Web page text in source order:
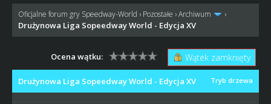
Oficjalne forum gry Speedway-World › Pozostałe ›Archiwum ›
Drużynowa Liga Sopeedway World - Edycja XV
Wątek zamknięty
Ocena wątku:
Tryb drzewa
Drużynowa Liga Sopeedway World - Edycja XV